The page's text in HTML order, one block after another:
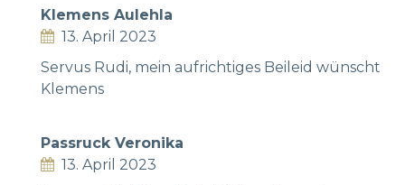
Klemens Aulehla
13. April 2023
Servus Rudi, mein aufrichtiges Beileid wünscht
Klemens
Passruck Veronika
13. April 2023